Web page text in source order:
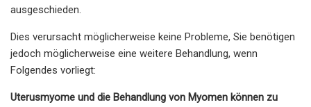
ausgeschieden.
Dies verursacht möglicherweise keine Probleme, Sie benötigen
jedoch möglicherweise eine weitere Behandlung, wenn
Folgendes vorliegt:
Uterusmyome und die Behandlung von Myomen können zu